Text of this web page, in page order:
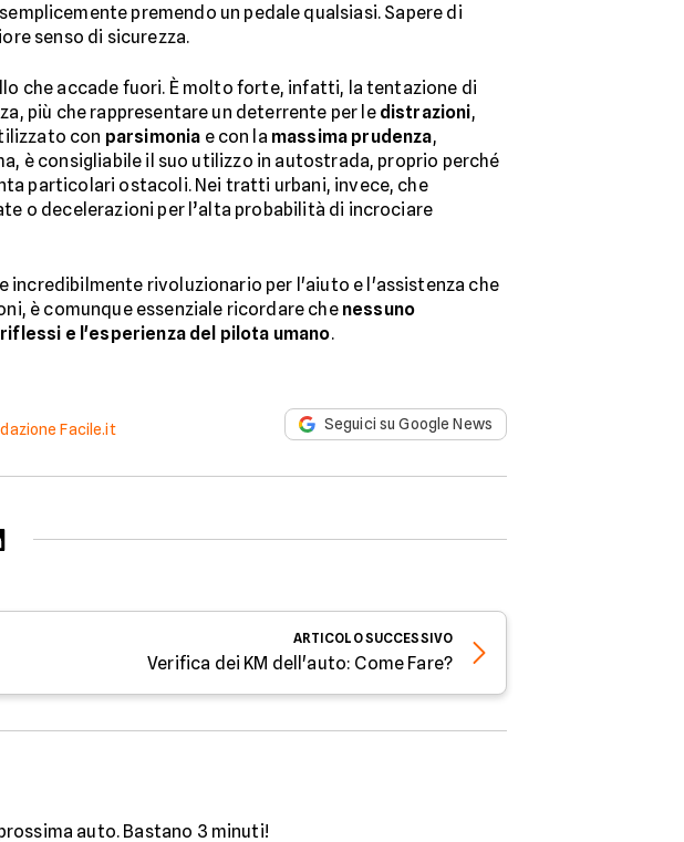
premendo un pedale qualsiasi. Sapere di
senso di sicurezza.
che accade fuori. È molto forte, infatti, la tentazione di
più che rappresentare un deterrente per le distrazioni,
con parsimonia e con la massima prudenza,
è consigliabile il suo utilizzo in autostrada, proprio perché
particolari ostacoli. Nei tratti urbani, invece, che
o decelerazioni per l’alta probabilità di incrociare
rivoluzionario per l'aiuto e l'assistenza che
è comunque essenziale ricordare che nessuno
e l'esperienza del pilota umano.
Facile.it Seguici su Google News
ARTICOLOSUCCESSIVO
Verifica dei KM dell'auto: Come Fare?
auto. Bastano 3 minuti!